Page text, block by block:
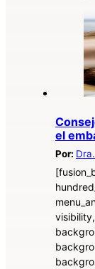
el
Por: